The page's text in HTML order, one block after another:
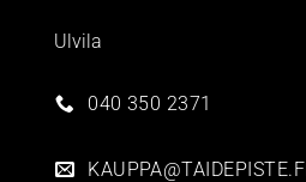
Ulvila
040 350 2371
KAUPPA@TAIDEPISTE.FI